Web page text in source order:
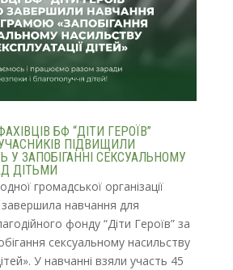
БФ “ДІТИ ГЕРОЇВ”
ПІДВИЩИЛИ
У ЗАПОБІГАННІ СЕКСУАЛЬНОМУ
ДІТЬМИ
громадської організації
навчання для
фонду “Діти Героїв” за
сексуальному насильству
У навчанні взяли участь 45